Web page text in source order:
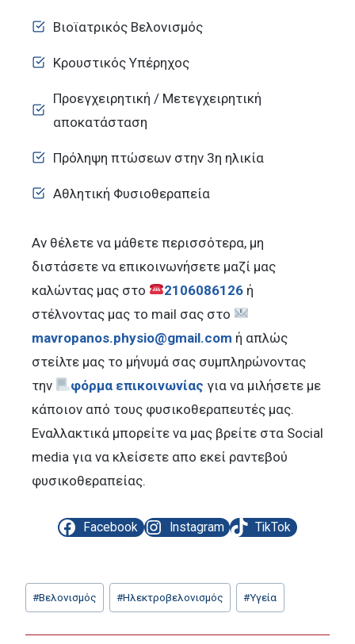
Βιοϊατρικός Βελονισμός
Κρουστικός Υπέρηχος
Προεγχειρητική / Mετεγχειρητική
αποκατάσταση
Πρόληψη πτώσεων στην 3η ηλικία
Αθλητική Φυσιοθεραπεία
Αν θέλετε να μάθετε περισσότερα, μη
διστάσετε να επικοινωνήσετε μαζί μας
καλώντας μας στο
2106086126 ή
στέλνοντας μας το mail σας στο
mavropanos.physio@gmail.com ή απλώς
στείλτε μας το μήνυμά σας συμπληρώνοντας
την
φόρμα επικοινωνίας για να μιλήσετε με
κάποιον από τους φυσικοθεραπευτές μας.
Εναλλακτικά μπορείτε να μας βρείτε στα Social
media για να κλείσετε απο εκεί ραντεβού
φυσικοθεραπείας.
Facebook Instagram TikTok
Post
Tags:
#Βελονισμός #Ηλεκτροβελονισμός #Υγεία